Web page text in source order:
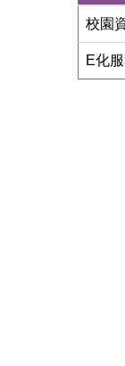
校園
E化